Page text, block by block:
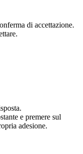
di accettazione.
e premere sul
adesione.